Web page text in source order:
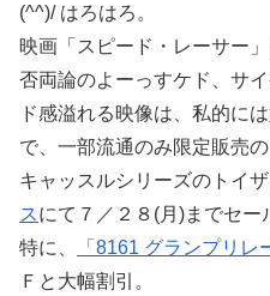
(^^)/ はろはろ。
映画「スピード・レーサー
否両論のよーっすケド、サ
ド感溢れる映像は、私的に
で、一部流通のみ限定販売
キャッスルシリーズのトイ
スにて７／２８(月)までセー
特に、
「8161 グランプリレ
Ｆと大幅割引。